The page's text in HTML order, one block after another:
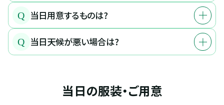
Q 当日用意するものは?
Q 当日天候が悪い場合は?
当日の服装・ご用意